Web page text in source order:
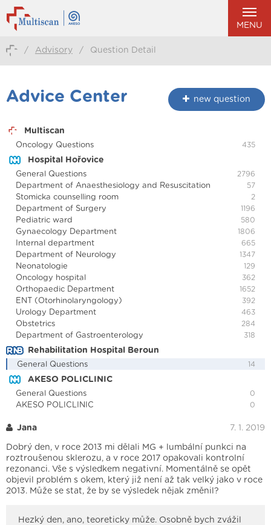
MENU
/ Advisory / Question Detail
Advice Center new question
Multiscan
Oncology Questions 435
Hospital Hořovice
General Questions 2796
Department of Anaesthesiology and Resuscitation 57
Stomicka counselling room 2
Department of Surgery 1196
Pediatric ward 580
Gynaecology Department 1806
Internal department 665
Department of Neurology 1347
Neonatologie 129
Oncology hospital 362
Orthopaedic Department 1652
ENT (Otorhinolaryngology) 392
Urology Department 463
Obstetrics 284
Department of Gastroenterology 318
Rehabilitation Hospital Beroun
General Questions 14
AKESO POLICLINIC
General Questions 0
AKESO POLICLINIC 0
Jana 7. 1. 2019
Dobrý den, v roce 2013 mi dělali MG + lumbální punkci na
roztroušenou sklerozu, a v roce 2017 opakovali kontrolní
rezonanci. Vše s výsledkem negativní. Momentálně se opět
objevil problém s okem, který již není až tak velký jako v roce
2013. Může se stat, že by se výsledek nějak změnil?
Hezký den, ano, teoreticky může. Osobně bych zvážil